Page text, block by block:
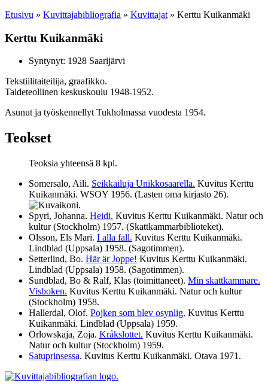
Etusivu » Kuvittaja­bibliografia » Kuvittajat » Kerttu Kuikanmäki
Kerttu Kuikanmäki
Syntynyt: 1928 Saarijärvi
Tekstiilitaiteilija, graafikko.
Taideteollinen keskuskoulu 1948-1952.
Asunut ja työskennellyt Tukholmassa vuodesta 1954.
Teokset
Teoksia yhteensä 8 kpl.
Somersalo, Aili. Seikkailuja Unikkosaarella. Kuvitus Kerttu
Kuikanmäki. WSOY 1956. (Lasten oma kirjasto 26).
Spyri, Johanna. Heidi. Kuvitus Kerttu Kuikanmäki. Natur och
kultur (Stockholm) 1957. (Skattkammarbiblioteket).
Olsson, Els Mari. I alla fall. Kuvitus Kerttu Kuikanmäki.
Lindblad (Uppsala) 1958. (Sagotimmen).
Setterlind, Bo. Här är Joppe! Kuvitus Kerttu Kuikanmäki.
Lindblad (Uppsala) 1958. (Sagotimmen).
Sundblad, Bo & Ralf, Klas (toimittaneet). Min skattkammare.
Visboken. Kuvitus Kerttu Kuikanmäki. Natur och kultur
(Stockholm) 1958.
Hallerdal, Olof. Pojken som blev osynlig. Kuvitus Kerttu
Kuikanmäki. Lindblad (Uppsala) 1959.
Orlowskaja, Zoja. Kråkslottet. Kuvitus Kerttu Kuikanmäki.
Natur och kultur (Stockholm) 1959.
Satuprinsessa. Kuvitus Kerttu Kuikanmäki. Otava 1971 .